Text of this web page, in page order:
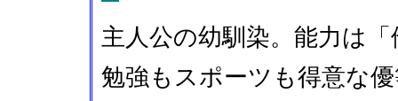
主人公の幼馴染。能力は
勉強もスポーツも得意な